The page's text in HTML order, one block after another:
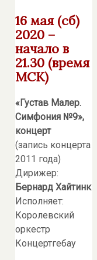
16 мая (сб)
2020 –
начало в
21.30 (время
МСК)
«Густав Малер.
Симфония №9»,
концерт
(запись концерта
2011 года)
Дирижер:
Бернард Хайтинк
Исполняет:
Королевский
оркестр
Концертгебау